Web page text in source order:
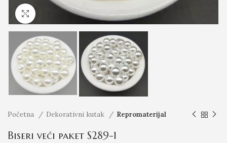
Click to enlarge
Početna Dekorativni kutak Repromaterijal
Biseri veći paket S289-1